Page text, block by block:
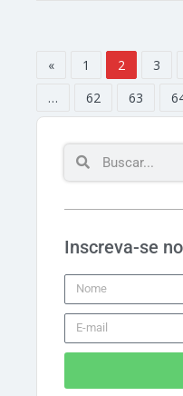
« 1 2 3
…
62 63
Inscreva-se